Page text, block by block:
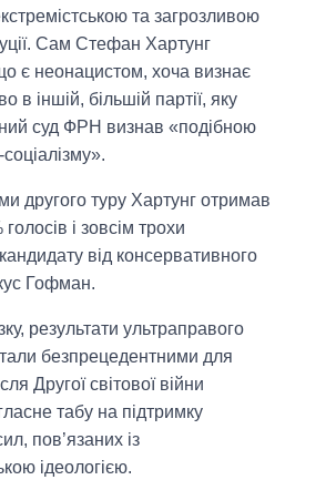
та загрозливою
Сам Стефан Хартунг
є неонацистом, хоча визнає
в іншій, більшій партії, яку
суд ФРН визнав «подібною
другого туру Хартунг отримав
і зовсім трохи
від консервативного
Гофман.
результати ультраправого
безпрецедентними для
Другої світової війни
табу на підтримку
пов’язаних із
ідеологією.